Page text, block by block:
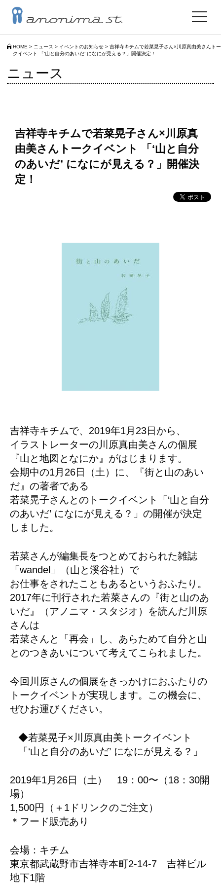
HOME > ニュース > イベントのお知らせ > 吉祥寺キチムで若菜晃子さん×川原真由美さんトー
クイベント 「‘山と自分のあいだ’ になにが見える？」開催決定！
toggle
ニュース
吉祥寺キチムで若菜晃子さん×川原真
由美さんトークイベント 「‘山と自分
のあいだ’ になにが見える？」開催決
定！
吉祥寺キチムで、2019年1月23日から、
イラストレーターの川原真由美さんの個展
『山と地図となにか』がはじまります。
会期中の1月26日（土）に、『街と山のあい
だ』の著者である
若菜晃子さんとのトークイベント「‘山と自分
のあいだ’ になにが見える？」の開催が決定
しました。
若菜さんが編集長をつとめておられた雑誌
「wandel」（山と溪谷社）で
お仕事をされたこともあるというおふたり。
2017年に刊行された若菜さんの『街と山のあ
いだ』（アノニマ・スタジオ）を読んだ川原
さんは
若菜さんと「再会」し、あらためて自分と山
とのつきあいについて考えてこられました。
今回川原さんの個展をきっかけにおふたりの
トークイベントが実現します。この機会に、
ぜひお運びください。
◆若菜晃子×川原真由美トークイベント
「‘山と自分のあいだ’ になにが見える？」
2019年1月26日（土） 19：00〜（18：30開
場）
1,500円（＋1ドリンクのご注文）
＊フード販売あり
会場：キチム
東京都武蔵野市吉祥寺本町2-14-7 吉祥ビル
地下1階